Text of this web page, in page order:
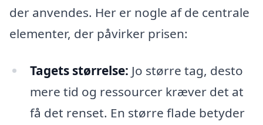
der anvendes. Her er nogle af de centrale
elementer, der påvirker prisen:
Tagets størrelse: Jo større tag, desto
mere tid og ressourcer kræver det at
få det renset. En større flade betyder